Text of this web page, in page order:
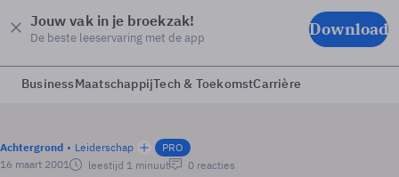
Jouw vak in je broekzak!
De beste leeservaring met de app Download
BusinessMaatschappijTech & ToekomstCarrière
Achtergrond Leiderschap
PRO
16 maart 2001
leestijd 1 minuut 0 reacties